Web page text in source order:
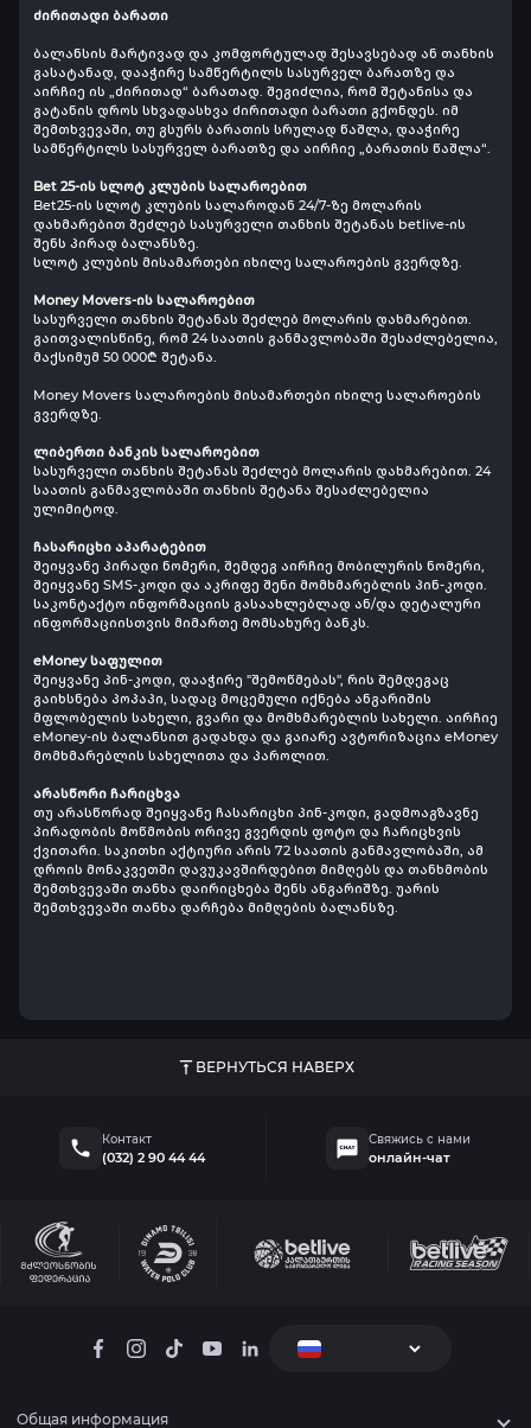
ძირითადი ბარათი
ბალანსის მარტივად და კომფორტულად შესავსებად ან თანხის
გასატანად, დააჭირე სამწერტილს სასურველ ბარათზე და
აირჩიე ის „ძირითად“ ბარათად. შეგიძლია, რომ შეტანისა და
გატანის დროს სხვადასხვა ძირითადი ბარათი გქონდეს. იმ
შემთხვევაში, თუ გსურს ბარათის სრულად წაშლა, დააჭირე
სამწერტილს სასურველ ბარათზე და აირჩიე „ბარათის წაშლა“.
Bet 25-ის სლოტ კლუბის სალაროებით
Bet25-ის სლოტ კლუბის სალაროდან 24/7-ზე მოლარის
დახმარებით შეძლებ სასურველი თანხის შეტანას betlive-ის
შენს პირად ბალანსზე.
სლოტ კლუბის მისამართები იხილე სალაროების გვერდზე.
Money Movers-ის სალაროებით
სასურველი თანხის შეტანას შეძლებ მოლარის დახმარებით.
გაითვალისწინე, რომ 24 საათის განმავლობაში შესაძლებელია,
მაქსიმუმ 50 000₾ შეტანა.
Money Movers სალაროების მისამართები იხილე სალაროების
გვერდზე.
ლიბერთი ბანკის სალაროებით
სასურველი თანხის შეტანას შეძლებ მოლარის დახმარებით. 24
საათის განმავლობაში თანხის შეტანა შესაძლებელია
ულიმიტოდ.
ჩასარიცხი აპარატებით
შეიყვანე პირადი ნომერი, შემდეგ აირჩიე მობილურის ნომერი,
შეიყვანე SMS-კოდი და აკრიფე შენი მომხმარებლის პინ-კოდი.
საკონტაქტო ინფორმაციის გასაახლებლად ან/და დეტალური
ინფორმაციისთვის მიმართე მომსახურე ბანკს.
eMoney საფულით
შეიყვანე პინ-კოდი, დააჭირე "შემოწმებას", რის შემდეგაც
გაიხსნება პოპაპი, სადაც მოცემული იქნება ანგარიშის
მფლობელის სახელი, გვარი და მომხმარებლის სახელი. აირჩიე
eMoney-ის ბალანსით გადახდა და გაიარე ავტორიზაცია eMoney
მომხმარებლის სახელითა და პაროლით.
არასწორი ჩარიცხვა
თუ არასწორად შეიყვანე ჩასარიცხი პინ-კოდი, გადმოაგზავნე
პირადობის მოწმობის ორივე გვერდის ფოტო და ჩარიცხვის
ქვითარი. საკითხი აქტიური არის 72 საათის განმავლობაში, ამ
დროის მონაკვეთში დავუკავშირდებით მიმღებს და თანხმობის
შემთხვევაში თანხა დაირიცხება შენს ანგარიშზე. უარის
შემთხვევაში თანხა დარჩება მიმღების ბალანსზე.
ВЕРНУТЬСЯ НАВЕРХ
Контакт
(032) 2 90 44 44
Свяжись с нами
онлайн-чат
Общая информация